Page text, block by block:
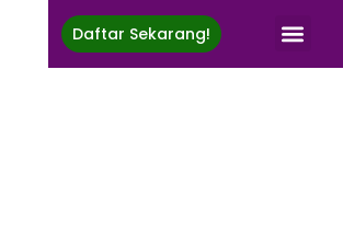
Daftar Sekarang!